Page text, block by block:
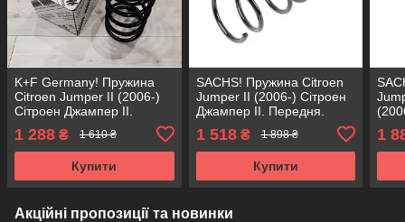
K+F Germany! Пружина
Citroen Jumper II (2006-)
Сітроен Джампер II.
RA2973 , 993428. К+Ф
Німеччина
1 288 ₴ 1 610 ₴
Купити
SACHS! Пружина Citroen
Jumper II (2006-) Сітроен
Джампер II. Передня.
993428. Сакс
1 518₴ 1 898 ₴
Купити
1
Акційні пропозиції та новинки